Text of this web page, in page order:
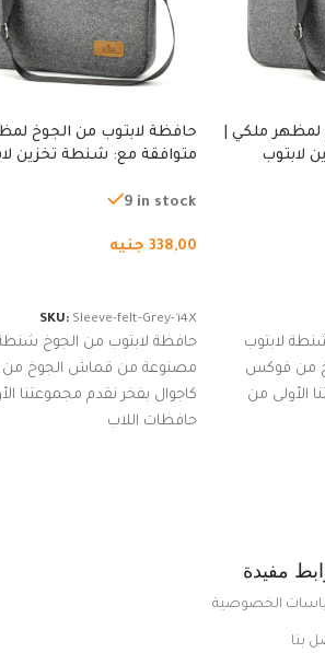
لمظهر ملكي |
لابتوب
لابتوب
من فوكس
الأولى من
حافظة لابتوب من الجوخ
متوافقة مع: شنطة تخزين
من الجوخ لجهاز نوت بوك
9 in stock
338,00 جنيه
SKU: Sleeve-felt-Grey-14X
حافظة لابتوب من الجوخ شنطة
مصنوعة من قماش الجوخ
كاجوال بفخر نقدم مجموعتنا
حافظات اللاب
مفيدة
الخصوصية
بنا